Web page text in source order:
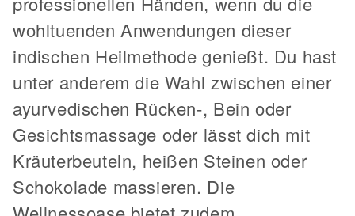
wohltuenden Anwendungen dieser
indischen Heilmethode genießt. Du hast
unter anderem die Wahl zwischen einer
ayurvedischen Rücken-, Bein oder
Gesichtsmassage oder lässt dich mit
Kräuterbeuteln, heißen Steinen oder
Schokolade massieren. Die